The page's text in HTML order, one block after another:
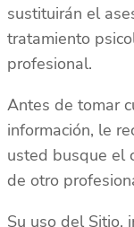
sustituirán el
tratamiento
profesional.
Antes de tomar
información, le
usted busque el
de otro
Su uso del Sitio,